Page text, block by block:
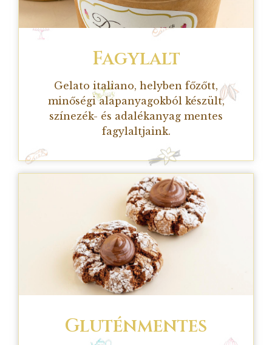
Fagylalt
Gelato italiano, helyben főzőtt,
minőségi alapanyagokból készült,
színezék- és adalékanyag mentes
fagylaltjaink.
Gluténmentes